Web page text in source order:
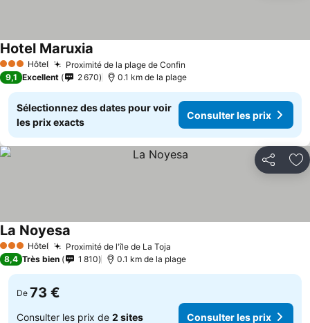
3 ÉtoilesHôtel Proximité de la plage de Confin
Hotel Maruxia
9,1 Excellent 2 670 0.1 km de la plage
Sélectionnez des dates pour voir
les prix exacts
Consulter les prix
Partager
3 ÉtoilesHôtel Proximité de l'île de La Toja
La Noyesa
8,4 Très bien 1 810 0.1 km de la plage
De 73 €
Consulter les prix de 2 sites Consulter les prix